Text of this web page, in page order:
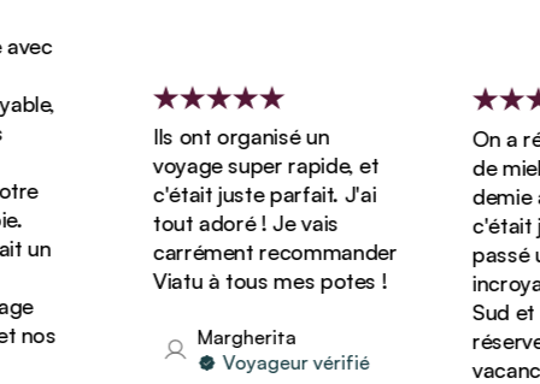
Ils ont organisé un
voyage super rapide, et
c'était juste parfait. J'ai
tout adoré ! Je vais
carrément recommander
Viatu à tous mes potes !
Margherita
Voyageur vérifié
On a
de miel
demie
c'était
passé
Sud et